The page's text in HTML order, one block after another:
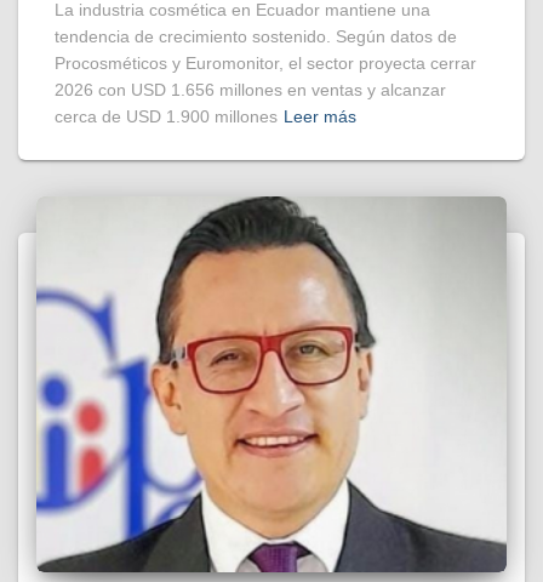
La industria cosmética en Ecuador mantiene una
tendencia de crecimiento sostenido. Según datos de
Procosméticos y Euromonitor, el sector proyecta cerrar
2026 con USD 1.656 millones en ventas y alcanzar
cerca de USD 1.900 millones Leer más